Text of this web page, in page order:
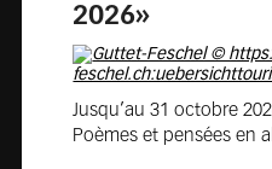
2026»
Jusqu’au 31 octobre
Poèmes et pensées en